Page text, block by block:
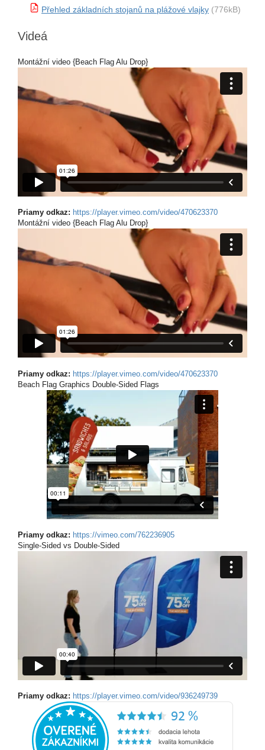
Přehled základních stojanů na plážové vlajky (776kB)
Videá
Montážní video {Beach Flag Alu Drop}
Priamy odkaz: https://player.vimeo.com/video/470623370
Montážní video {Beach Flag Alu Drop}
Priamy odkaz: https://player.vimeo.com/video/470623370
Beach Flag Graphics Double-Sided Flags
Priamy odkaz: https://vimeo.com/762236905
Single-Sided vs Double-Sided
Priamy odkaz: https://player.vimeo.com/video/936249739